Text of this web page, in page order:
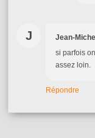
J Jean-Michel
si parfois
assez loin.
Répondre